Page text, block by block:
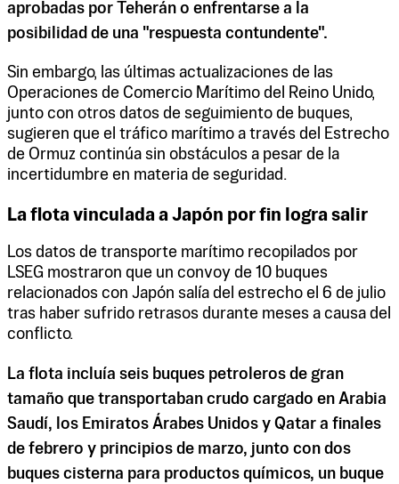
aprobadas por Teherán o enfrentarse a la
posibilidad de una "respuesta contundente".
Sin embargo, las últimas actualizaciones de las
Operaciones de Comercio Marítimo del Reino Unido,
junto con otros datos de seguimiento de buques,
sugieren que el tráfico marítimo a través del Estrecho
de Ormuz continúa sin obstáculos a pesar de la
incertidumbre en materia de seguridad.
La flota vinculada a Japón por fin logra salir
Los datos de transporte marítimo recopilados por
LSEG mostraron que un convoy de 10 buques
relacionados con Japón salía del estrecho el 6 de julio
tras haber sufrido retrasos durante meses a causa del
conflicto.
La flota incluía seis buques petroleros de gran
tamaño que transportaban crudo cargado en Arabia
Saudí, los Emiratos Árabes Unidos y Qatar a finales
de febrero y principios de marzo, junto con dos
buques cisterna para productos químicos, un buque